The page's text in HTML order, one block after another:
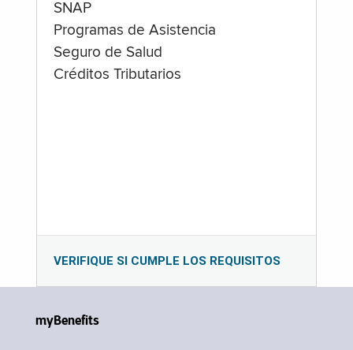
SNAP
Programas de Asistencia
Seguro de Salud
Créditos Tributarios
VERIFIQUE SI CUMPLE LOS REQUISITOS
myBenefits